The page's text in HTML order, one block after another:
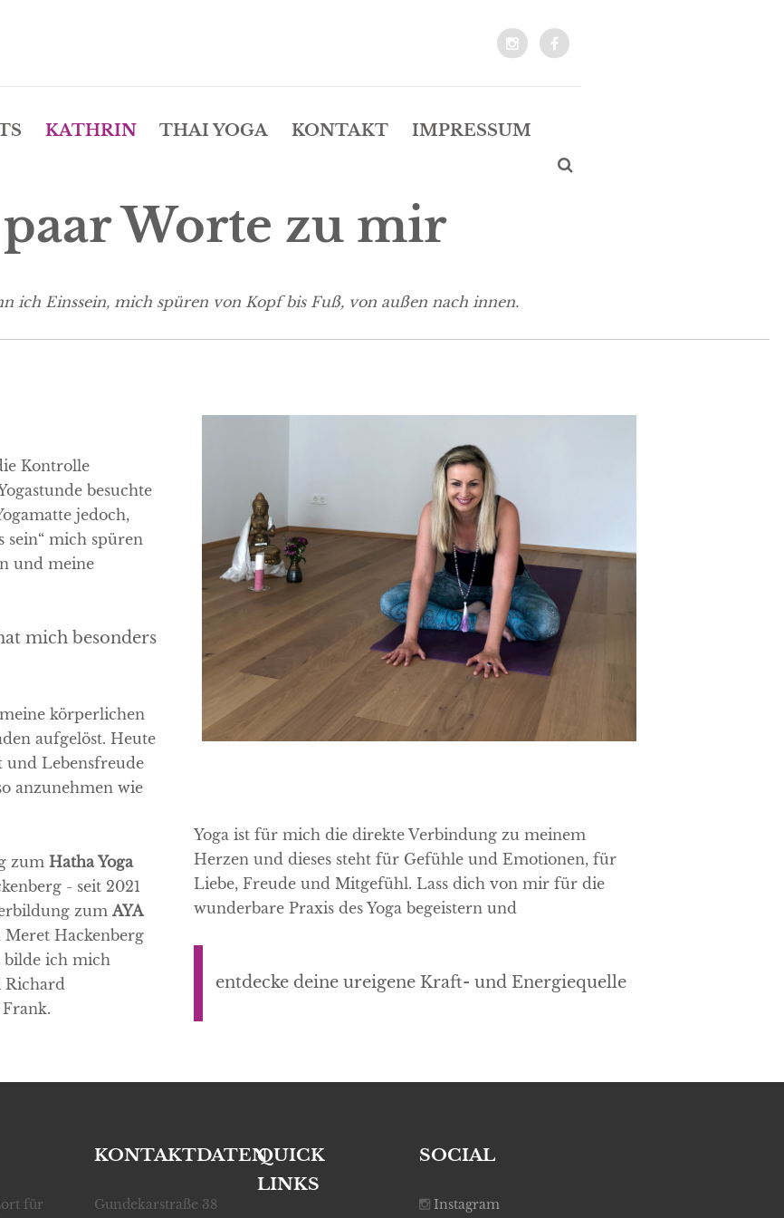
KATHRIN THAI YOGA KONTAKT IMPRESSUM
Worte zu mir
ich Einssein, mich spüren von Kopf bis Fuß, von außen nach innen.
Kontrolle
besuchte
jedoch,
sein“ mich spüren
und meine
mich besonders
körperlichen
aufgelöst. Heute
und Lebensfreude
anzunehmen wie
zum Hatha Yoga
- seit 2021
zumAYA
Hackenberg
bilde ich mich
Richard
Yoga ist für mich die direkte Verbindung zu meinem
Herzen und dieses steht für Gefühle und Emotionen, für
Liebe, Freude und Mitgefühl. Lass dich von mir für die
wunderbare Praxis des Yoga begeistern und
entdecke deine ureigene Kraft- und Energiequelle
für
KONTAKTDATEN
Gundekarstraße 38
QUICK
LINKS
SOCIAL
Instagram